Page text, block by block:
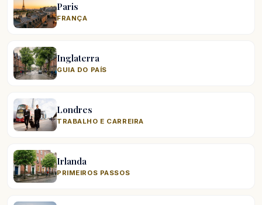
Paris
FRANÇA
Inglaterra
GUIA DO PAÍS
Londres
TRABALHO E CARREIRA
Irlanda
PRIMEIROS PASSOS